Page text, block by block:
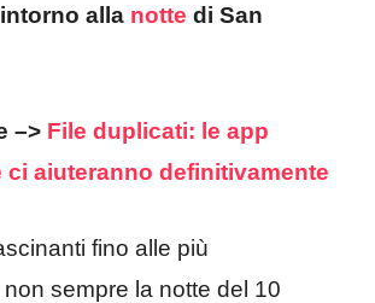
intorno alla notte di San
–> File duplicati: le app
ci aiuteranno definitivamente
fino alle più
sempre la notte del 10